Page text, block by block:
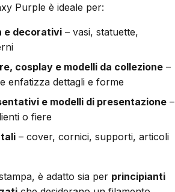
Purple è ideale per:
e decorativi – vasi, statuette,
cosplay e modelli da collezione –
enfatizza dettagli e forme
e modelli di presentazione –
o fiere
– cover, cornici, supporti, articoli
è adatto sia per principianti